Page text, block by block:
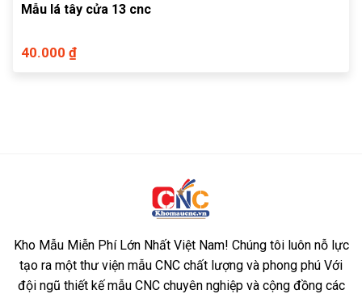
Mẫu lá tây cửa 13 cnc
40.000 ₫
Kho Mẫu Miễn Phí Lớn Nhất Việt Nam! Chúng tôi luôn nỗ lực
tạo ra một thư viện mẫu CNC chất lượng và phong phú Với
đội ngũ thiết kế mẫu CNC chuyên nghiệp và cộng đồng các